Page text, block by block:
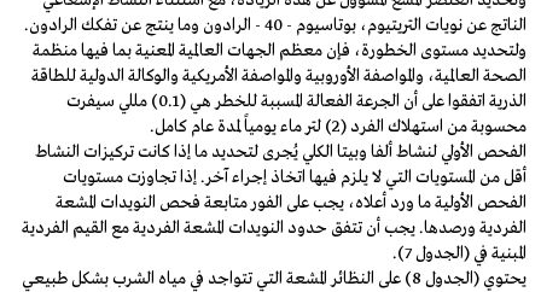
الناتج عن نويات التريتيوم، بوتاسيوم - 40 - الرادون وما ينتج عن تفكك الرادون.
ولتحديد مستوى الخطورة، فإن معظم الجهات العالمية المعنية بما فيها منظمة
الصحة العالمية، والمواصفة الأوروبية والمواصفة الأمريكية والوكالة الدولية للطاقة
الذرية اتفقوا على أن الجرعة الفعالة المسببة للخطر هي (0.1) مللي سيفرت
محسوبة من استهلاك الفرد (2) لتر ماء يومياً لمدة عام كامل.
الفحص الأولي لنشاط ألفا وبيتا الكلي يُجرى لتحديد ما إذا كانت تركيزات النشاط
أقل من المستويات التي لا يلزم فيها اتخاذ إجراء آخر. إذا تجاوزت مستويات
الفحص الأولية ما ورد أعلاه، يجب على الفور متابعة فحص النويدات المشعة
الفردية ورصدها. يجب أن تتفق حدود النويدات المشعة الفردية مع القيم الفردية
المبنية في (الجدول 7).
يحتوي (الجدول 8) على النظائر المشعة التي تتواجد في مياه الشرب بشكل طبيعي